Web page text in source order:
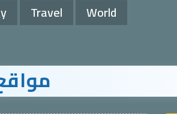
Travel World